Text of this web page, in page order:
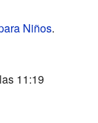
Niños.
11:19